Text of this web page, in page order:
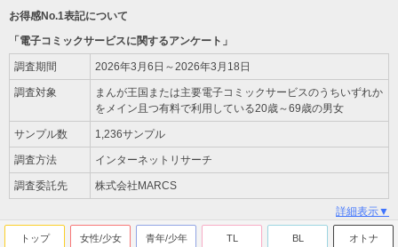
お得感No.1表記について
「電子コミックサービスに関するアンケート」
調査期間 2026年3月6日～2026年3月18日
調査対象
まんが王国または主要電子コミックサービスのうちいずれか
をメイン且つ有料で利用している20歳～69歳の男女
サンプル数 1,236サンプル
調査方法 インターネットリサーチ
調査委託先 株式会社MARCS
詳細表示▼
トップ 女性/少女 青年/少年 TL BL オトナ